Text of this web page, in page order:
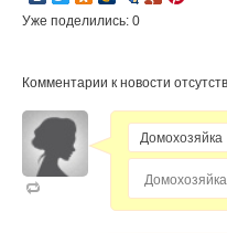
Уже поделились: 0
Комментарии к новости